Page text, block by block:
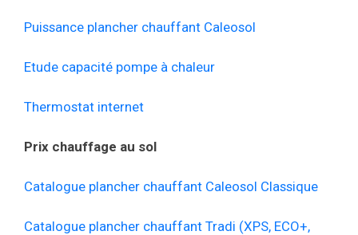
Puissance plancher chauffant Caleosol
Etude capacité pompe à chaleur
Thermostat internet
Prix chauffage au sol
Catalogue plancher chauffant Caleosol Classique
Catalogue plancher chauffant Tradi (XPS, ECO+,